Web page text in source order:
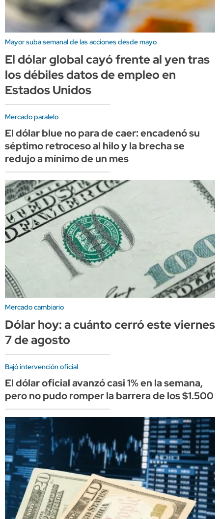
Mayor suba semanal de las acciones desde mayo
El dólar global cayó frente al yen tras
los débiles datos de empleo en
Estados Unidos
Mercado paralelo
El dólar blue no para de caer: encadenó su
séptimo retroceso al hilo y la brecha se
redujo a mínimo de un mes
Mercado cambiario
Dólar hoy: a cuánto cerró este viernes
7 de agosto
Bajó intervención oficial
El dólar oficial avanzó casi 1% en la semana,
pero no pudo romper la barrera de los $1.500